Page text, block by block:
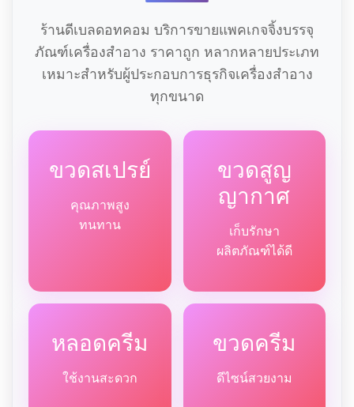
ร้านดีเบลดอทคอม บริการขายแพคเกจจิ้งบรรจุ
ภัณฑ์เครื่องสำอาง ราคาถูก หลากหลายประเภท
เหมาะสำหรับผู้ประกอบการธุรกิจเครื่องสำอาง
ทุกขนาด
ขวดสเปรย์
คุณภาพสูง
ทนทาน
ขวดสูญ
ญากาศ
เก็บรักษา
ผลิตภัณฑ์ได้ดี
หลอดครีม
ใช้งานสะดวก
ขวดครีม
ดีไซน์สวยงาม